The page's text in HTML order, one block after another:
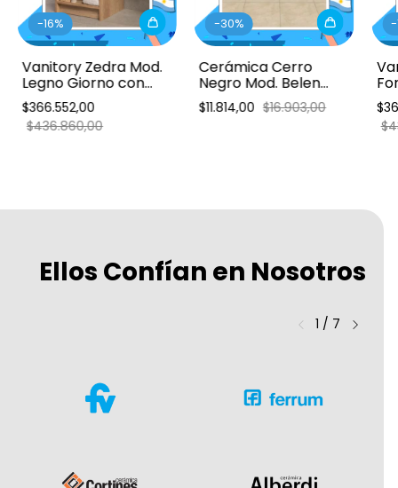
-16%
Vanitory Zedra Mod.
Legno Giorno con
Bacha embutida
50cm
$366.552,00
$436.860,00
-30%
Cerámica Cerro
Negro Mod. Belen
38x38cm 1ra
$11.814,00 $16.903,00
-
Ellos Confían en Nosotros
1 / 7